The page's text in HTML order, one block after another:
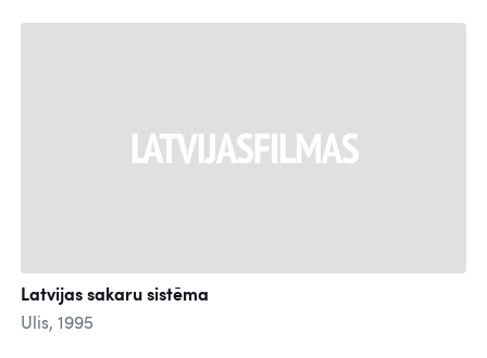
Latvijas sakaru sistēma
Ulis, 1995